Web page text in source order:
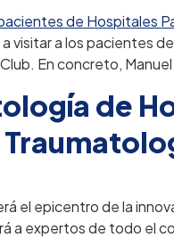
visitar a los pacientes
En concreto,
de
el epicentro de la
a expertos de todo el